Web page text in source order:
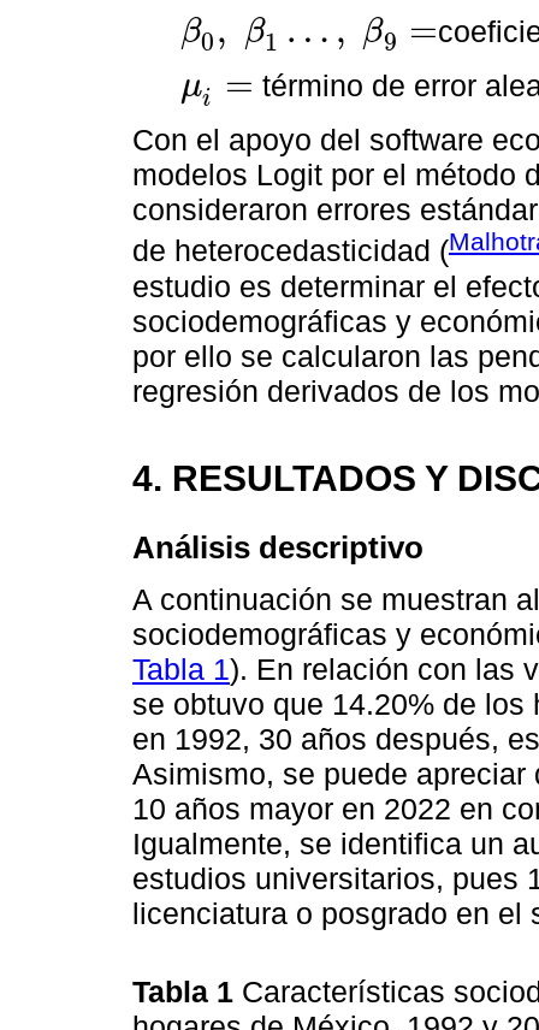
β0 , β1 … , β9 =
β0, β 1… β9=
μi =
μi=
término de error
Con el apoyo del software
modelos Logit por el método
consideraron errores
de heterocedasticidad (
estudio es determinar el
sociodemográficas y
por ello se calcularon las
regresión derivados de los
4. RESULTADOS Y
Análisis descriptivo
A continuación se muestran
sociodemográficas y
Tabla 1). En relación con las
se obtuvo que 14.20% de
en 1992, 30 años después,
Asimismo, se puede
10 años mayor en 2022 en
Igualmente, se identifica un
estudios universitarios, pues
licenciatura o posgrado en el
Tabla 1 Características